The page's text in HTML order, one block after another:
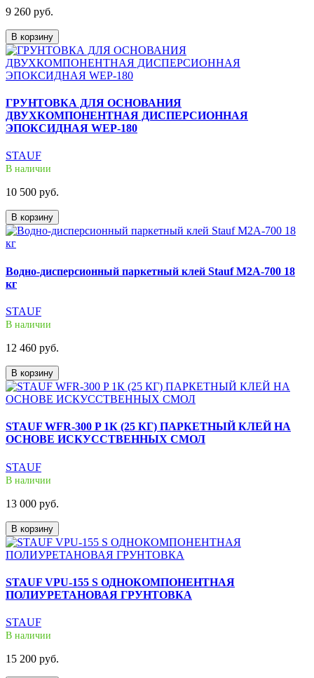
9 260 руб.
В корзину
ГРУНТОВКА ДЛЯ ОСНОВАНИЯ
ДВУХКОМПОНЕНТНАЯ ДИСПЕРСИОННАЯ
ЭПОКСИДНАЯ WEP-180
STAUF
В наличии
10 500 руб.
В корзину
Водно-дисперсионный паркетный клей Stauf M2A-700 18
кг
STAUF
В наличии
12 460 руб.
В корзину
STAUF WFR-300 P 1К (25 КГ) ПАРКЕТНЫЙ КЛЕЙ НА
ОСНОВЕ ИСКУССТВЕННЫХ СМОЛ
STAUF
В наличии
13 000 руб.
В корзину
STAUF VPU-155 S ОДНОКОМПОНЕНТНАЯ
ПОЛИУРЕТАНОВАЯ ГРУНТОВКА
STAUF
В наличии
15 200 руб.